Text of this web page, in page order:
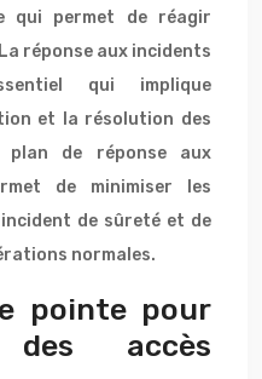
qui permet de réagir
réponse aux incidents
qui implique
et la résolution des
plan de réponse aux
de minimiser les
de sûreté et de
normales.
pointe pour
accès